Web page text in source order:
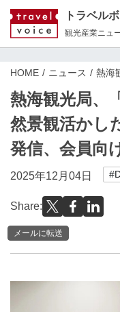
トラベル
観光産業ニュ
HOME ニュース 熱海
熱海観光局、
然景観活かし
発信、会員向
2025年12月04日
Share:
メールに転送